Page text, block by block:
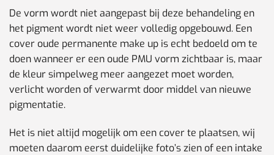
De vorm wordt niet aangepast bij deze behandeling en
het pigment wordt niet weer volledig opgebouwd. Een
cover oude permanente make up is echt bedoeld om te
doen wanneer er een oude PMU vorm zichtbaar is, maar
de kleur simpelweg meer aangezet moet worden,
verlicht worden of verwarmt door middel van nieuwe
pigmentatie.
Het is niet altijd mogelijk om een cover te plaatsen, wij
moeten daarom eerst duidelijke foto’s zien of een intake